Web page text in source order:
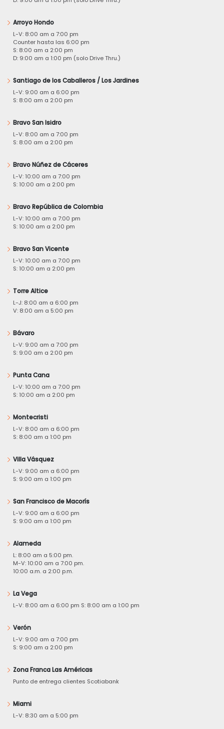
Arroyo Hondo
L-V: 8:00 am a 7:00 pm
Counter hasta las 6:00 pm
S: 8:00 am a 2:00 pm
D: 9:00 am a 1:00 pm (solo Drive Thru.)
Santiago de los Caballeros / Los Jardines
L-V: 9:00 am a 6:00 pm
S: 8:00 am a 2:00 pm
Bravo San Isidro
L-V: 8:00 am a 7:00 pm
S: 8:00 am a 2:00 pm
Bravo Núñez de Cáceres
L-V: 10:00 am a 7:00 pm
S: 10:00 am a 2:00 pm
Bravo República de Colombia
L-V: 10:00 am a 7:00 pm
S: 10:00 am a 2:00 pm
Bravo San Vicente
L-V: 10:00 am a 7:00 pm
S: 10:00 am a 2:00 pm
Torre Altice
L-J: 8:00 am a 6:00 pm
V: 8:00 am a 5:00 pm
Bávaro
L-V: 9:00 am a 7:00 pm
S: 9:00 am a 2:00 pm
Punta Cana
L-V: 10:00 am a 7:00 pm
S: 10:00 am a 2:00 pm
Montecristi
L-V: 8:00 am a 6:00 pm
S: 8:00 am a 1:00 pm
Villa Vásquez
L-V: 9:00 am a 6:00 pm
S: 9:00 am a 1:00 pm
San Francisco de Macorís
L-V: 9:00 am a 6:00 pm
S: 9:00 am a 1:00 pm
Alameda
L: 8:00 am a 5:00 pm.
M-V: 10:00 am a 7:00 pm.
10:00 a.m. a 2:00 p.m.
La Vega
L-V: 8:00 am a 6:00 pm S: 8:00 am a 1:00 pm
Verón
L-V: 9:00 am a 7:00 pm
S: 9:00 am a 2:00 pm
Zona Franca Las Américas
Punto de entrega clientes Scotiabank
Miami
L-V: 8:30 am a 5:00 pm